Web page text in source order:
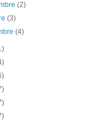
(2)
(3)
(4)